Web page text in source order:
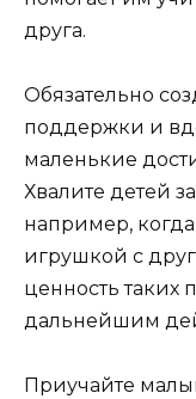
друга.
Обязательно
поддержки и
маленькие
Хвалите детей
например,
игрушкой с
ценность таких
дальнейшим
Приучайте